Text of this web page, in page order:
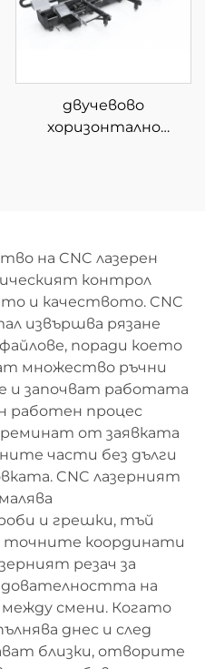
двучевово
хоризонтално
на CNC лазерен
контрол
и качеството. CNC
извършва рязане
поради което
множество ръчни
и започват работата
работен процес
от заявката
части без дълги
CNC лазерният
и грешки, тъй
точните координати
резач за
на
смени. Когато
днес и след
близки, отворите